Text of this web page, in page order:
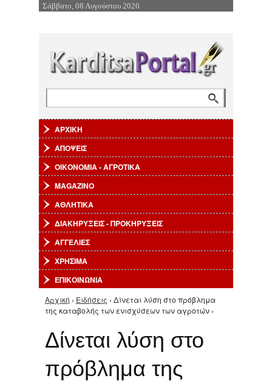
Επιστροφή στην Πλοήγηση
Σάββατο, 08 Αυγούστου 2026
ΑΡΧΙΚΗ
ΑΠΟΨΕΙΣ
ΟΙΚΟΝΟΜΙΑ - ΑΓΡΟΤΙΚΑ
MAGAZINO
ΑΘΛΗΤΙΚΑ
ΔΙΑΚΗΡΥΞΕΙΣ - ΠΡΟΚΗΡΥΞΕΙΣ
ΑΓΓΕΛΙΕΣ
ΧΡΗΣΙΜΑ
ΕΠΙΚΟΙΝΩΝΙΑ
Είστε εδώ
Αρχική › Ειδήσεις › Δίνεται λύση στο πρόβλημα
της καταβολής των ενισχύσεων των αγροτών ›
Δίνεται λύση στο
πρόβλημα της